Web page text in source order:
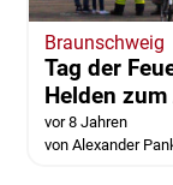
Braunschweig
Tag der
Helden
vor 8 Jahren
von Alexander